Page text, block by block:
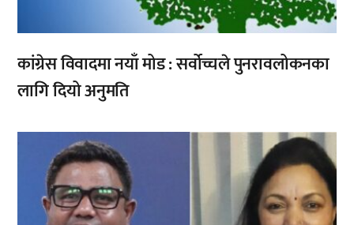
कांग्रेस विवादमा नयाँ मोड : सर्वोच्चले पुनरावलोकनका
लागि दियो अनुमति